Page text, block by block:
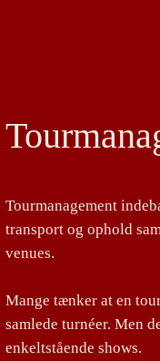
Tourmanagement
transport og ophold
venues.
Mange tænker at en
samlede turnéer. Men
enkeltstående shows.